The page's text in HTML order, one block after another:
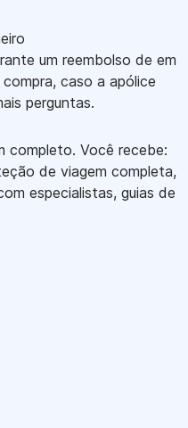
um reembolso de em
caso a apólice
perguntas.
completo. Você recebe:
de viagem completa,
especialistas, guias de